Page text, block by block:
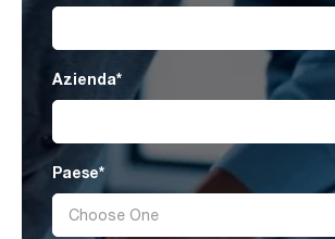
Azienda*
Paese*